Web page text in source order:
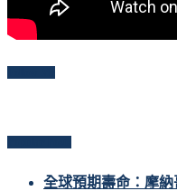
全球預期壽命：摩